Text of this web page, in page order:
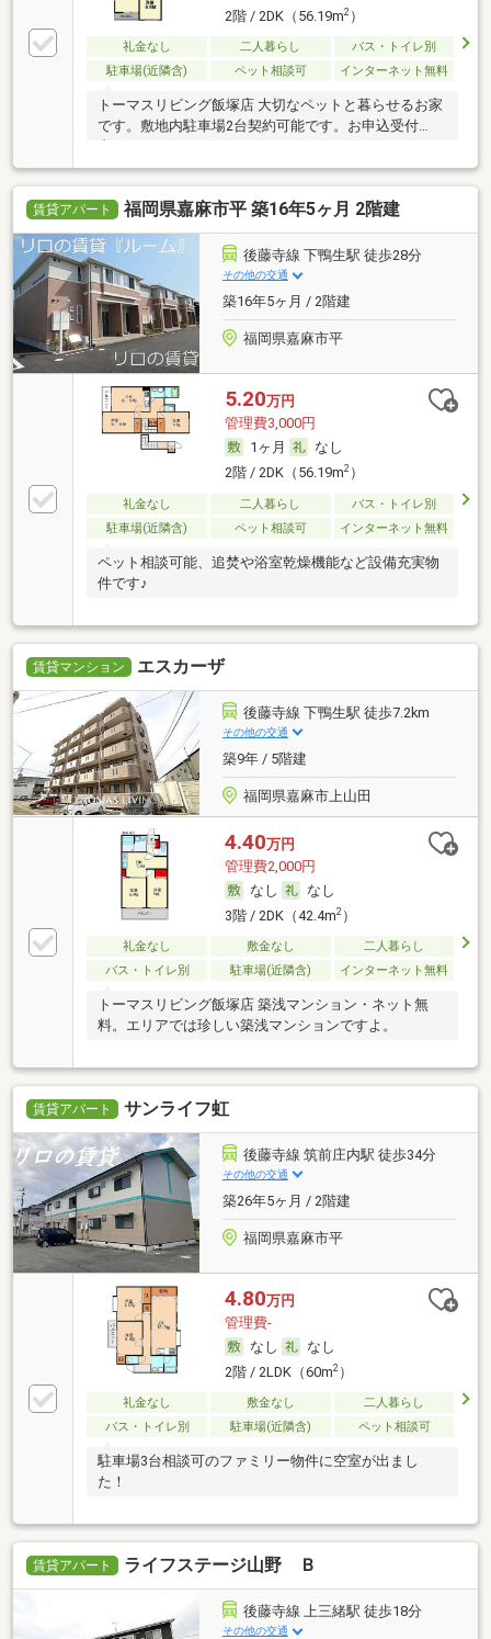
2階 / 2DK（56.19m2）
礼金なし 二人暮らし
バス・トイレ別
駐車場(近隣含)
ペット相談可 インターネット無料
トーマスリビング飯塚店 大切なペットと暮らせるお家
です。敷地内駐車場2台契約可能です。お申込受付
賃貸アパート 福岡県嘉麻市平 築16年5ヶ月 2階建
後藤寺線 下鴨生駅 徒歩28分
その他の交通
築16年5ヶ月 / 2階建
福岡県嘉麻市平
5.20万円
管理費3,000円
1ヶ月
なし
2階 / 2DK（56.19m2）
礼金なし 二人暮らし
バス・トイレ別
駐車場(近隣含)
ペット相談可 インターネット無料
ペット相談可能、追焚や浴室乾燥機能など設備充実物
件です♪
賃貸マンション エスカーザ
後藤寺線 下鴨生駅 徒歩7.2km
その他の交通
築9年 / 5階建
福岡県嘉麻市上山田
4.40万円
管理費2,000円
なし
なし
3階 / 2DK（42.4m2）
礼金なし 敷金なし
二人暮らし
バス・トイレ別
駐車場(近隣含) インターネット無料
トーマスリビング飯塚店 築浅マンション・ネット無
料。エリアでは珍しい築浅マンションですよ。
賃貸アパート サンライフ虹
後藤寺線 筑前庄内駅 徒歩34分
その他の交通
築26年5ヶ月 / 2階建
福岡県嘉麻市平
4.80万円
管理費-
なし
なし
2階 / 2LDK（60m2）
礼金なし 敷金なし
二人暮らし
バス・トイレ別
駐車場(近隣含) ペット相談可
駐車場3台相談可のファミリー物件に空室が出まし
た！
賃貸アパート ライフステージ山野 Ｂ
後藤寺線 上三緒駅 徒歩18分
その他の交通